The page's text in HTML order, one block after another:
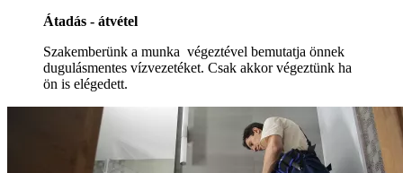
Átadás - átvétel
Szakemberünk a munka végeztével bemutatja önnek
dugulásmentes vízvezetéket. Csak akkor végeztünk ha
ön is elégedett.